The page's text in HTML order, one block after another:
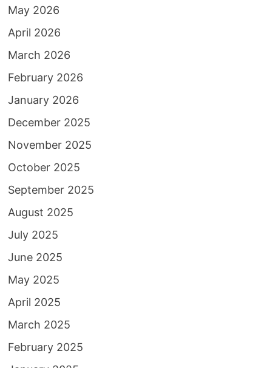
May 2026
April 2026
March 2026
February 2026
January 2026
December 2025
November 2025
October 2025
September 2025
August 2025
July 2025
June 2025
May 2025
April 2025
March 2025
February 2025